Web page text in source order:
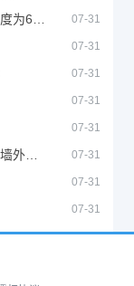
07-31
07-31
07-31
07-31
07-31
07-31
07-31
07-31